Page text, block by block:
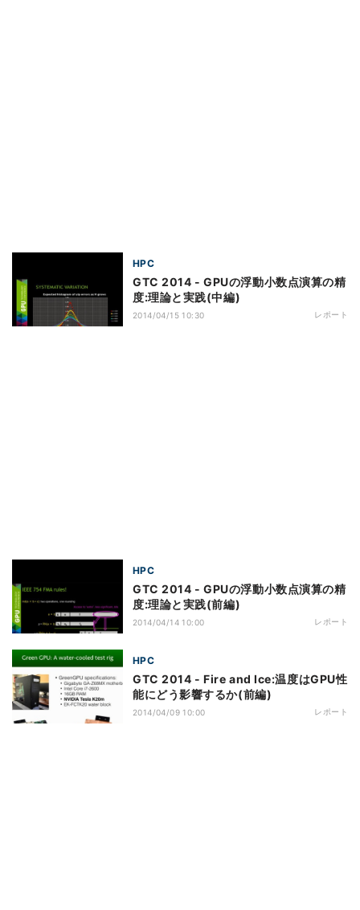
HPC
GTC 2014 - GPUの浮動小数点演算の精
度:理論と実践(中編)
2014/04/15 10:30 レポート
HPC
GTC 2014 - GPUの浮動小数点演算の精
度:理論と実践(前編)
2014/04/14 10:00 レポート
HPC
GTC 2014 - Fire and Ice:温度はGPU性
能にどう影響するか(前編)
2014/04/09 10:00 レポート